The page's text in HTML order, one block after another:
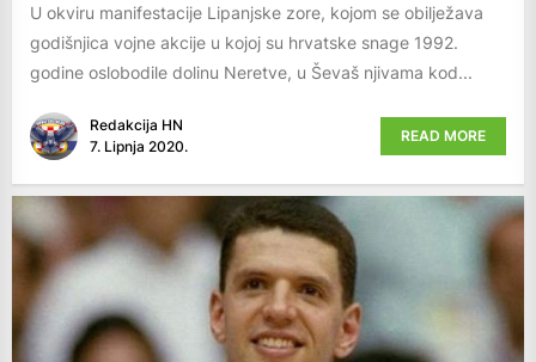
U okviru manifestacije Lipanjske zore, kojom se obilježava
godišnjica vojne akcije u kojoj su hrvatske snage 1992.
godine oslobodile dolinu Neretve, u Ševaš njivama kod...
Redakcija HN
7. Lipnja 2020.
READ MORE